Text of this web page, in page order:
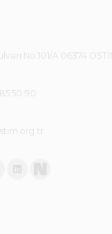
No:101/A 06374
50 90